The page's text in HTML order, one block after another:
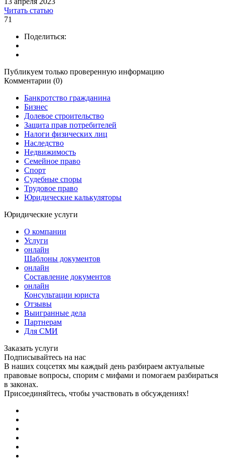
Читать статью
71
Поделиться:
Публикуем только проверенную информацию
Комментарии (0)
Банкротство гражданина
Бизнес
Долевое строительство
Защита прав потребителей
Налоги физических лиц
Наследство
Недвижимость
Семейное право
Спорт
Судебные споры
Трудовое право
Юридические калькуляторы
Юридические услуги
О компании
Услуги
онлайн
Шаблоны документов
онлайн
Составление документов
онлайн
Консультации юриста
Отзывы
Выигранные дела
Партнерам
Для СМИ
Заказать услуги
Подписывайтесь на нас
В наших соцсетях мы каждый день разбираем актуальные
правовые вопросы, спорим с мифами и помогаем разбираться
в законах.
Присоединяйтесь, чтобы участвовать в обсуждениях!